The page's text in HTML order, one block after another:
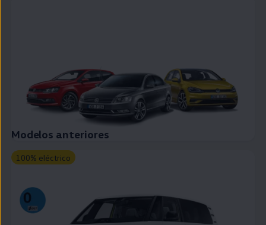
Modelos anteriores
100% eléctrico